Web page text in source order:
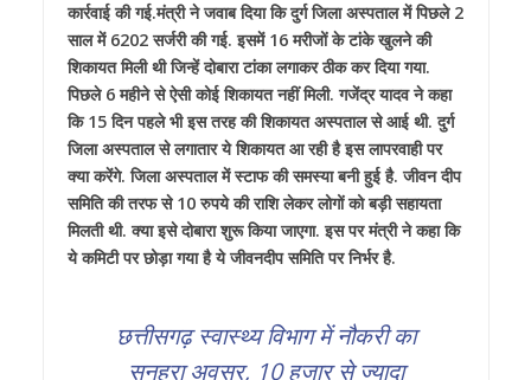
कार्रवाई की गई.मंत्री ने जवाब दिया कि दुर्ग जिला अस्पताल में पिछले 2
साल में 6202 सर्जरी की गई. इसमें 16 मरीजों के टांके खुलने की
शिकायत मिली थी जिन्हें दोबारा टांका लगाकर ठीक कर दिया गया.
पिछले 6 महीने से ऐसी कोई शिकायत नहीं मिली. गजेंद्र यादव ने कहा
कि 15 दिन पहले भी इस तरह की शिकायत अस्पताल से आई थी. दुर्ग
जिला अस्पताल से लगातार ये शिकायत आ रही है इस लापरवाही पर
क्या करेंगे. जिला अस्पताल में स्टाफ की समस्या बनी हुई है. जीवन दीप
समिति की तरफ से 10 रुपये की राशि लेकर लोगों को बड़ी सहायता
मिलती थी. क्या इसे दोबारा शुरू किया जाएगा. इस पर मंत्री ने कहा कि
ये कमिटी पर छोड़ा गया है ये जीवनदीप समिति पर निर्भर है.
छत्तीसगढ़ स्वास्थ्य विभाग में नौकरी का
सुनहरा अवसर, 10 हजार से ज्यादा